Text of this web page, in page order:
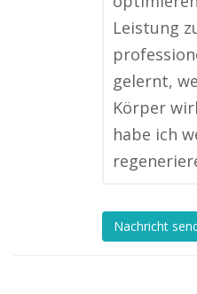
Leistung
gelernt,
Körper
habe ich
Nachricht